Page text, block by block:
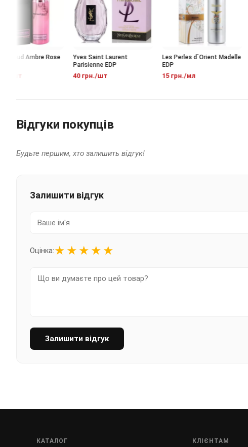
Aoud Ambre Rose
Yves Saint Laurent
Parisienne EDP
40 грн./шт
Les Perles d`Orient Madelle
EDP
15 грн./мл
Відгуки покупців
Будьте першим, хто залишить відгук!
Залишити відгук
Оцінка:★ ★ ★ ★ ★
Залишити відгук
КАТАЛОГ КЛІЄНТАМ